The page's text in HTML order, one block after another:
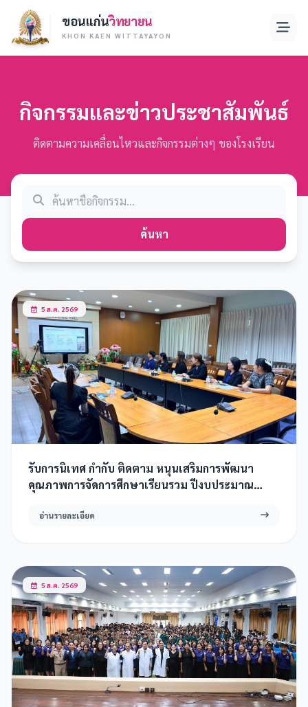
ขอนแก่นวิทยายน
KHON KAEN WITTAYAYON
กิจกรรมและข่าวประชาสัมพันธ์
ติดตามความเคลื่อนไหวและกิจกรรมต่างๆ ของโรงเรียน
ค้นหา
5 ส.ค. 2569
รับการนิเทศ กำกับ ติดตาม หนุนเสริมการพัฒนา
คุณภาพการจัดการศึกษาเรียนรวม ปีงบประมาณ
อ่านรายละเอียด
5 ส.ค. 2569